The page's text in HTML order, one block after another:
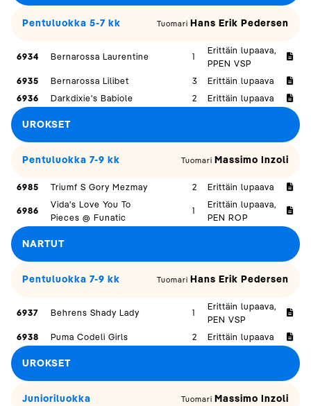
Pentuluokka 5-7 kk Tuomari Hans Erik Pedersen
6934 Bernarossa Laurentine 1
Erittäin lupaava,
PPEN VSP
6935
Bernarossa Lilibet 3
Erittäin lupaava
6936
Darkdixie's Babiole 2 Erittäin lupaava
UROKSET
Pentuluokka 7-9 kk Tuomari Massimo Inzoli
6985 Triumf S Gory Mezmay 2 Erittäin lupaava
6986
Vida's Love You To
Pieces @ Funatic
1
Erittäin lupaava,
PEN ROP
NARTUT
Pentuluokka 7-9 kk Tuomari Hans Erik Pedersen
6937 Behrens Shady Lady 1
Erittäin lupaava,
PEN VSP
6938
Puma Codeli Girls 2 Erittäin lupaava
UROKSET
Junioriluokka Tuomari Massimo Inzoli